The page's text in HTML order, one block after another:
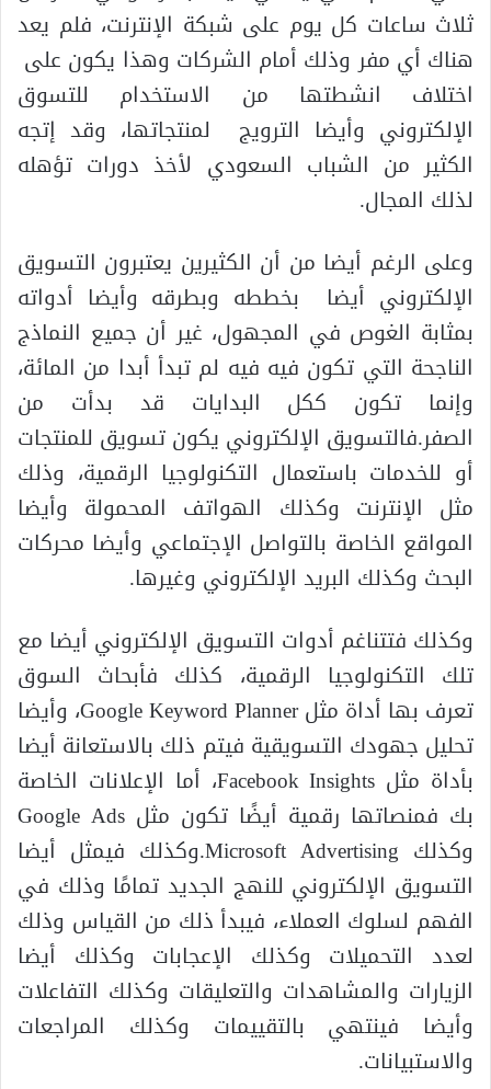
ثلاث ساعات كل يوم على شبكة الإنترنت، فلم يعد
هناك أي مفر وذلك أمام الشركات وهذا يكون على
اختلاف انشطتها من الاستخدام للتسوق
الإلكتروني وأيضا الترويج لمنتجاتها، وقد إتجه
الكثير من الشباب السعودي لأخذ دورات تؤهله
لذلك المجال.
وعلى الرغم أيضا من أن الكثيرين يعتبرون التسويق
الإلكتروني أيضا بخططه وبطرقه وأيضا أدواته
بمثابة الغوص في المجهول، غير أن جميع النماذج
الناجحة التي تكون فيه فيه لم تبدأ أبدا من المائة،
وإنما تكون ككل البدايات قد بدأت من
الصفر.فالتسويق الإلكتروني يكون تسويق للمنتجات
أو للخدمات باستعمال التكنولوجيا الرقمية، وذلك
مثل الإنترنت وكذلك الهواتف المحمولة وأيضا
المواقع الخاصة بالتواصل الإجتماعي وأيضا محركات
البحث وكذلك البريد الإلكتروني وغيرها.
وكذلك فتتناغم أدوات التسويق الإلكتروني أيضا مع
تلك التكنولوجيا الرقمية، كذلك فأبحاث السوق
تعرف بها أداة مثل Google Keyword Planner، وأيضا
تحليل جهودك التسويقية فيتم ذلك بالاستعانة أيضا
بأداة مثل Facebook Insights، أما الإعلانات الخاصة
بك فمنصاتها رقمية أيضًا تكون مثل Google Ads
وكذلك Microsoft Advertising.وكذلك فيمثل أيضا
التسويق الإلكتروني للنهج الجديد تمامًا وذلك في
الفهم لسلوك العملاء، فيبدأ ذلك من القياس وذلك
لعدد التحميلات وكذلك الإعجابات وكذلك أيضا
الزيارات والمشاهدات والتعليقات وكذلك التفاعلات
وأيضا فينتهي بالتقييمات وكذلك المراجعات
والاستبيانات.